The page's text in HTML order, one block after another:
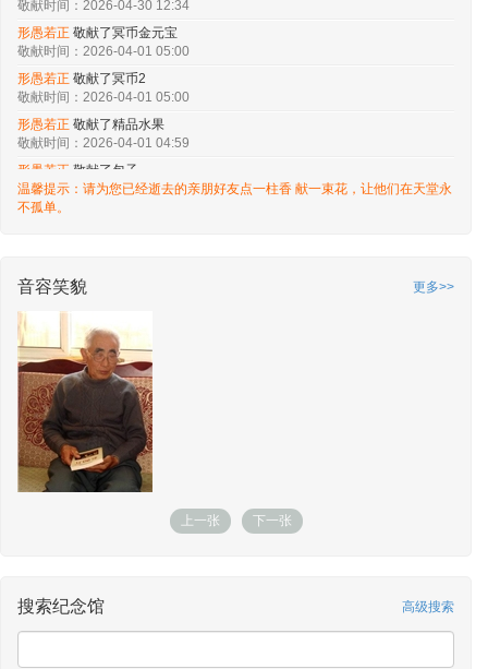
敬献时间：2026-04-30 12:34
形愚若正 敬献了冥币金元宝
敬献时间：2026-04-01 05:00
形愚若正 敬献了冥币2
敬献时间：2026-04-01 05:00
形愚若正 敬献了精品水果
敬献时间：2026-04-01 04:59
形愚若正 敬献了包子
敬献时间：2026-04-01 04:58
敬献时间：2026-04-01 04:54
形愚若正
敬献时间：2026-04-01 04:52
形愚若正敬献了常青树
敬献时间：2026-04-01 04:51
形愚若正
敬献了常青树
敬献时间：2026-04-01 04:51
形愚若正敬献了感恩烛
敬献时间：2026-04-01 04:46
形愚若正敬献了感恩烛
敬献时间：2026-04-01 04:46
敬献时间：2026-04-01 04:44
形愚若正敬献了天堂币1千万
温馨提示：请为您已经逝去的亲朋好友点一柱香 献一束花，让他们在天堂永
不孤单。
音容笑貌 更多>>
上一张 下一张
搜索纪念馆 高级搜索